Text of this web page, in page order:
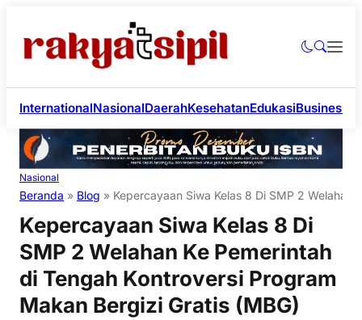
InternationalNasionalDaerahKesehatanEdukasiBusiness
Nasional
Beranda » Blog » Kepercayaan Siwa Kelas 8 Di SMP 2
Kepercayaan Siwa Kelas 8 Di
SMP 2 Welahan Ke Pemerintah
di Tengah Kontroversi Program
Makan Bergizi Gratis (MBG)